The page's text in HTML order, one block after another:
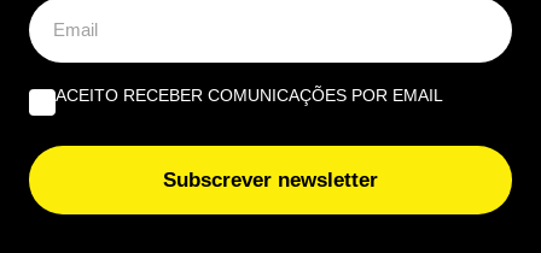
ACEITO RECEBER COMUNICAÇÕES POR EMAIL
Subscrever newsletter